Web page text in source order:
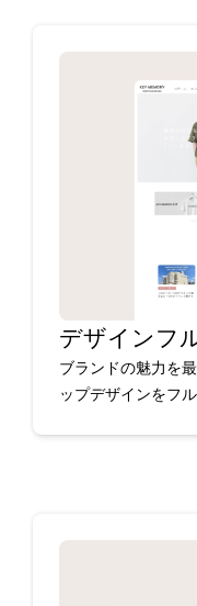
デザインフ
ブランドの魅力を
ップデザインをフ